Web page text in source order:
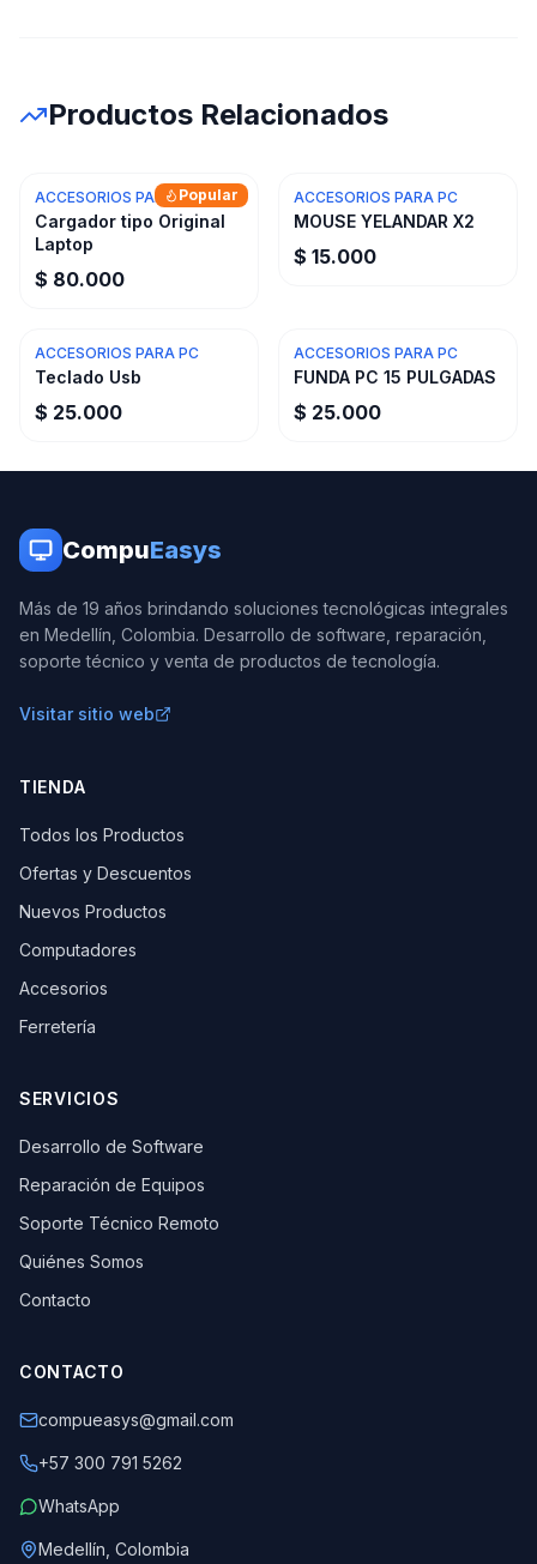
Productos Relacionados
Popular
ACCESORIOS PARA PC
Cargador tipo Original
Laptop
$ 80.000
ACCESORIOS PARA PC
MOUSE YELANDAR X2
$ 15.000
ACCESORIOS PARA PC
Teclado Usb
$ 25.000
ACCESORIOS PARA PC
FUNDA PC 15 PULGADAS
$ 25.000
CompuEasys
Más de 19 años brindando soluciones tecnológicas integrales
en Medellín, Colombia. Desarrollo de software, reparación,
soporte técnico y venta de productos de tecnología.
Visitar sitio web
TIENDA
Todos los Productos
Ofertas y Descuentos
Nuevos Productos
Computadores
Accesorios
Ferretería
SERVICIOS
Desarrollo de Software
Reparación de Equipos
Soporte Técnico Remoto
Quiénes Somos
Contacto
CONTACTO
compueasys@gmail.com
+57 300 791 5262
WhatsApp
Medellín, Colombia